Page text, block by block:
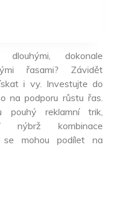
dokonale
řasami? Závidět
i vy. Investujte do
na podporu růstu řas.
pouhý reklamní trik,
nýbrž kombinace
mohou podílet na